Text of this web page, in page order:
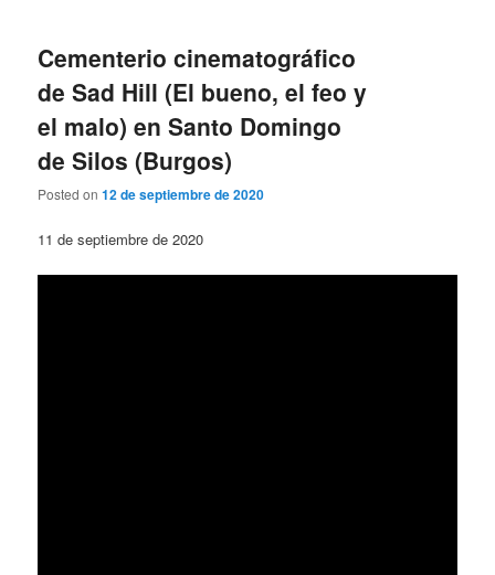
Cementerio cinematográfico
de Sad Hill (El bueno, el feo y
el malo) en Santo Domingo
de Silos (Burgos)
Posted on12 de septiembre de 2020
11 de septiembre de 2020